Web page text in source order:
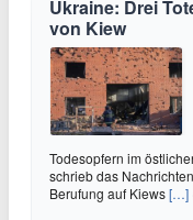
Ukraine: Drei
von Kiew
Todesopfern im
schrieb das
Berufung auf Kiews[…]